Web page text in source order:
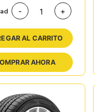
- +
AL CARRITO
AHORA